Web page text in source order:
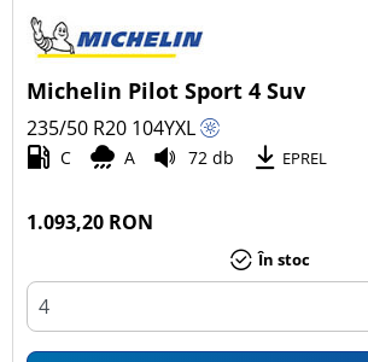
Michelin Pilot Sport 4 Suv
235/50 R20 104YXL
C A 72 db EPREL
1.093,20 RON
În stoc